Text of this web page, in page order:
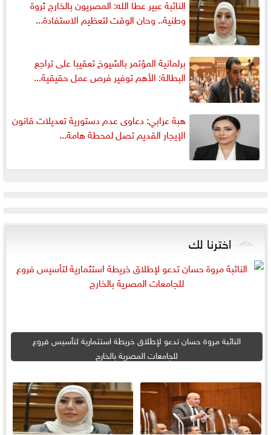
النائبة عبير عطا الله: المصريون بالخارج ثروة
وطنية.. وحان الوقت لتعظيم الاستفادة...
برلمانية المؤتمر بالشيوخ تعقيبا على تراجع
البطالة: الأهم توفير فرص عمل حقيقية...
هبة عرابي: دعاوى عدم دستورية تعديلات قانون
الإيجار القديم تصل لمحطة هامة...
اخترنا لك
النائبة مروة حسان تدعو لإطلاق خريطة استثمارية لتأسيس فروع
للجامعات المصرية بالخارج